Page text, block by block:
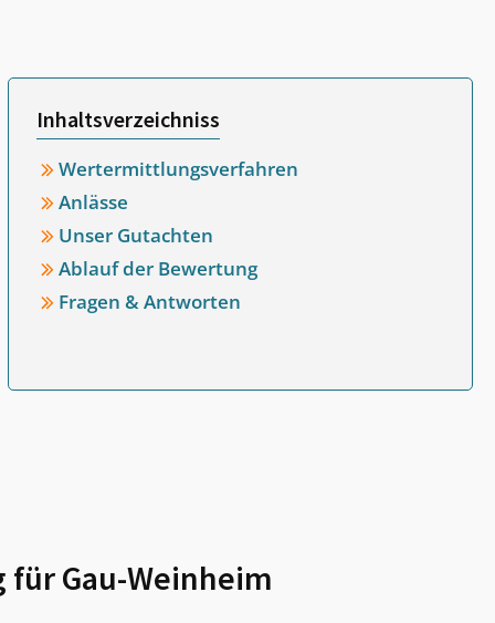
Inhaltsverzeichniss
Wertermittlungsverfahren
Anlässe
Unser Gutachten
Ablauf der Bewertung
Fragen & Antworten
fürGau-Weinheim